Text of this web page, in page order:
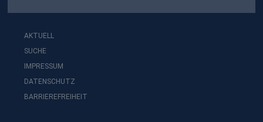
AKTUELL
SUCHE
IMPRESSUM
DATENSCHUTZ
BARRIEREFREIHEIT